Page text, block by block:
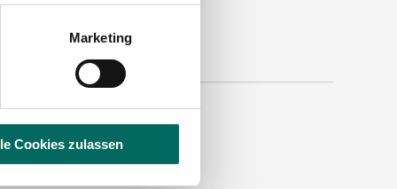
Marketing
Cookies zulassen